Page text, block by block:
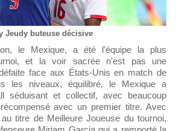
Jeudy buteuse décisive
et la voir sacrée n'est pas une
face aux États-Unis en match de
les niveaux, équilibré, le Mexique a
séduisant et collectif, avec beaucoup
avec un premier titre. Avec
titre de Meilleure Joueuse du tournoi,